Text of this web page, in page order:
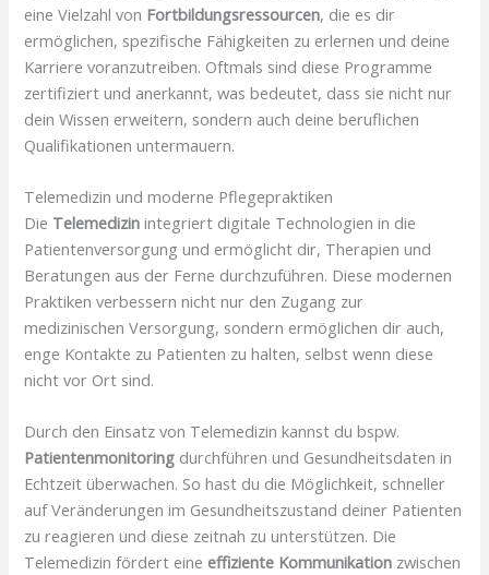
eine Vielzahl von Fortbildungsressourcen, die es dir
ermöglichen, spezifische Fähigkeiten zu erlernen und deine
Karriere voranzutreiben. Oftmals sind diese Programme
zertifiziert und anerkannt, was bedeutet, dass sie nicht nur
dein Wissen erweitern, sondern auch deine beruflichen
Qualifikationen untermauern.
Telemedizin und moderne Pflegepraktiken
Die Telemedizin integriert digitale Technologien in die
Patientenversorgung und ermöglicht dir, Therapien und
Beratungen aus der Ferne durchzuführen. Diese modernen
Praktiken verbessern nicht nur den Zugang zur
medizinischen Versorgung, sondern ermöglichen dir auch,
enge Kontakte zu Patienten zu halten, selbst wenn diese
nicht vor Ort sind.
Durch den Einsatz von Telemedizin kannst du bspw.
Patientenmonitoring durchführen und Gesundheitsdaten in
Echtzeit überwachen. So hast du die Möglichkeit, schneller
auf Veränderungen im Gesundheitszustand deiner Patienten
zu reagieren und diese zeitnah zu unterstützen. Die
Telemedizin fördert eine effiziente Kommunikation zwischen